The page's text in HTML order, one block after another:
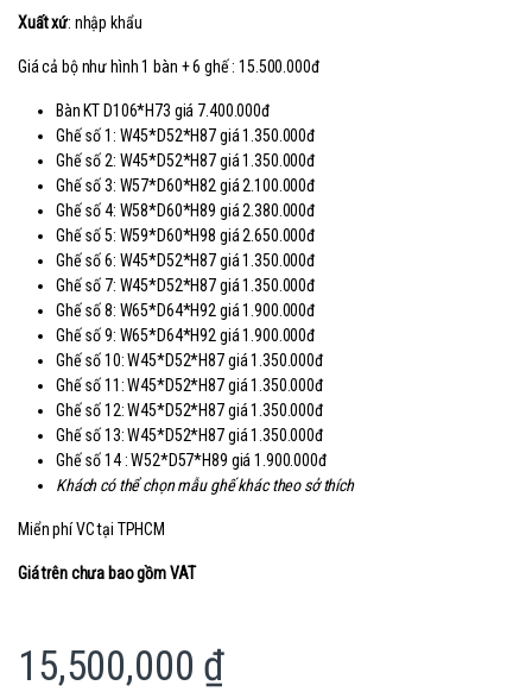
Xuất xứ: nhập khẩu
Giá cả bộ như hình 1 bàn + 6 ghế : 15.500.000đ
Bàn KT D106*H73 giá 7.400.000đ
Ghế số 1: W45*D52*H87 giá 1.350.000đ
Ghế số 2: W45*D52*H87 giá 1.350.000đ
Ghế số 3: W57*D60*H82 giá 2.100.000đ
Ghế số 4: W58*D60*H89 giá 2.380.000đ
Ghế số 5: W59*D60*H98 giá 2.650.000đ
Ghế số 6: W45*D52*H87 giá 1.350.000đ
Ghế số 7: W45*D52*H87 giá 1.350.000đ
Ghế số 8: W65*D64*H92 giá 1.900.000đ
Ghế số 9: W65*D64*H92 giá 1.900.000đ
Ghế số 10: W45*D52*H87 giá 1.350.000đ
Ghế số 11: W45*D52*H87 giá 1.350.000đ
Ghế số 12: W45*D52*H87 giá 1.350.000đ
Ghế số 13: W45*D52*H87 giá 1.350.000đ
Ghế số 14 : W52*D57*H89 giá 1.900.000đ
Khách có thể chọn mẫu ghế khác theo sở thích
Miển phí VC tại TPHCM
Giá trên chưa bao gồm VAT
15,500,000 ₫